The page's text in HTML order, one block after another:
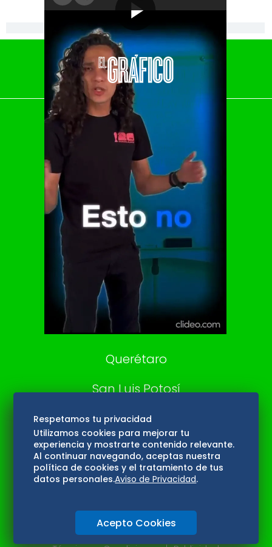
[Publicidad]
El Universal
Vive USA
Clase
De 10 sports
DeDinero
Confabulario
Aviso Oportuno
Consultas
Querétaro
San Luis Potosí
Edomex
Consultas
Hidalgo
Oaxaca
Aviso de privacidad
Directorio
Respetamos tu privacidad
Utilizamos cookies para mejorar tu
experiencia y mostrarte contenido relevante.
Al continuar navegando, aceptas nuestra
política de cookies y el tratamiento de tus
datos personales.Aviso de Privacidad.
Acepto Cookies